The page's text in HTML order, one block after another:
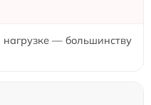
— большинству